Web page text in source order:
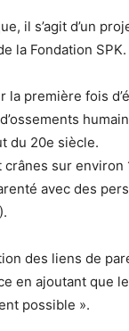
il s’agit d’un
la Fondation SPK.
la première fois
du 20e siècle.
sur
avec des
des liens de
en ajoutant que
possible ».